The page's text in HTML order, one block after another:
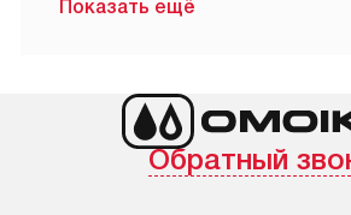
менеджером на сайте. Товары
с особым лейблом
доставляются бесплатно
Показать ещё
Обратный